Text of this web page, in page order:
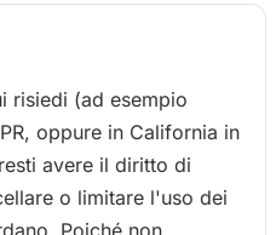
risiedi (ad esempio
oppure in California in
avere il diritto di
o limitare l'uso dei
Poiché non